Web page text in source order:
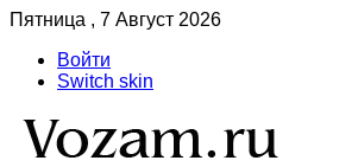
Пятница , 7 Август 2026
Войти
Switch skin